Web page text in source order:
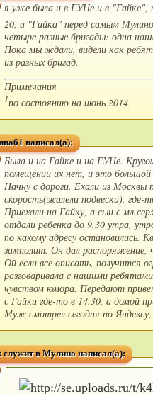
я уже была и в ГУЦе и в "Гайке",
20, а "Гайка" перед самым
четыре разные бригады: одна
Пока мы ждали, видели как
из разных бригад.
Примечания
1по состоянию на июнь 2014
написал(а):
Была и на Гайке и на ГУЦе.
помещении их нет, и это большой
Начну с дороги. Ехали из Москвы
скорость(жалели подвески),
Приехали на Гайку, а сын с
отдали ребенка до 9.30 утра,
по какому адресу остановились.
замполит. Он дал распоряжение,
Ой если все описать, получится
разговаривала с нашими
чувством юмора. Передают
с Гайки где-то в 14.30, а домой
Муж смотрел сегодня по
служит в Мулино написал(а):